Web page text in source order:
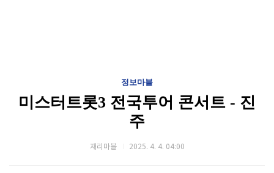
정보마블
미스터트롯3 전국투어 콘서트 - 진
주
재리마블 2025. 4. 4. 04:00